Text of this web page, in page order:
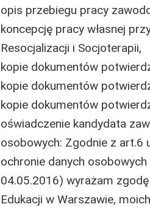
opis przebiegu pracy
koncepcję pracy własnej
Resocjalizacji i Socjoterapii,
kopie dokumentów
kopie dokumentów
kopie dokumentów
oświadczenie kandydata
osobowych: Zgodnie z art.6
ochronie danych
04.05.2016) wyrażam
Edukacji w Warszawie,